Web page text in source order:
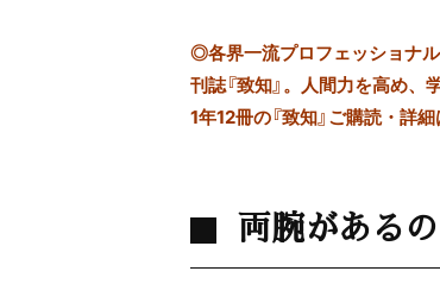
◎各界一流プロフェッショナ
刊誌『致知』。人間力を高め、
1年12冊の『致知』ご購読・詳
両腕がある